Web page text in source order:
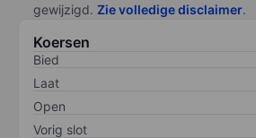
gewijzigd. Zie volledige disclaimer.
Koersen
Bied
Laat
Open
Vorig slot